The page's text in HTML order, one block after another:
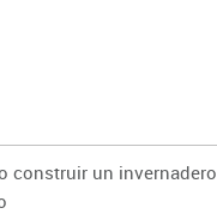
construir un invernadero